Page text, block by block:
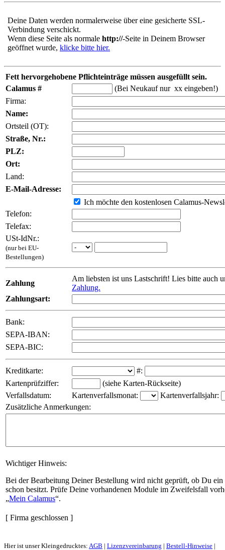
Deine Daten werden normalerweise über eine gesicherte SSL-
Verbindung verschickt.
Wenn diese Seite als normale http://-Seite in Deinem Browser
geöffnet wurde, klicke bitte hier.
Fett hervorgehobene Pflichteinträge müssen ausgefüllt sein.
Calamus #
(Bei Neukauf nur xx eingeben!)
Firma:
Name:
Ortsteil (OT):
Straße, Nr.:
PLZ:
Ort:
Land:
E-Mail-Adresse:
Ich möchte den kostenlosen Calamus-
Telefon:
Telefax:
USt-IdNr.:
(nur bei EU-
Bestellungen)
Zahlung
Am liebsten ist uns Lastschrift! Lies bitte auch
Zahlung.
Zahlungsart:
Bank:
SEPA-IBAN:
SEPA-BIC:
Kreditkarte:
#:
Kartenprüfziffer:
(siehe Karten-Rückseite)
Verfallsdatum:
Kartenverfallsmonat:
Kartenverfallsjahr:
Zusätzliche Anmerkungen:
Wichtiger Hinweis:
Bei der Bearbeitung Deiner Bestellung wird nicht geprüft, ob Du ein
schon besitzt. Prüfe Deine vorhandenen Module im Zweifelsfall
Mein Calamus .
[ Firma geschlossen ]
Hier ist unser Kleingedrucktes: AGB | Lizenzvereinbarung | Bestell-Hinweise |